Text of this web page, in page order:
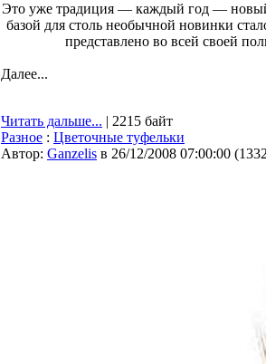
Это уже традиция — каждый год —
базой для столь необычной новинки
представлено во всей своей
Далее...
Читать дальше... | 2215 байт
Разное : Цветочные туфельки
Автор: Ganzelis в 26/12/2008 07:00:00 (